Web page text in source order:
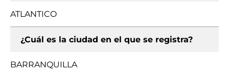
ATLANTICO
¿Cuál es la ciudad en el que se registra?
BARRANQUILLA